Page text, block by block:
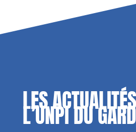
LES
L’UNPI DU GARD